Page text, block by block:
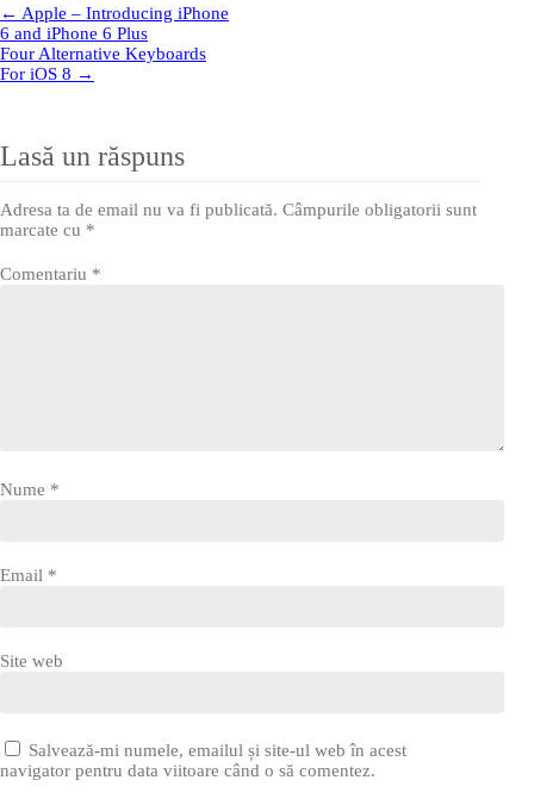
← Apple – Introducing iPhone
6 and iPhone 6 Plus
Four Alternative Keyboards
For iOS 8 →
Lasă un răspuns
Adresa ta de email nu va fi publicată. Câmpurile obligatorii sunt
marcate cu *
Comentariu *
Nume *
Email *
Site web
Salvează-mi numele, emailul și site-ul web în acest
navigator pentru data viitoare când o să comentez.